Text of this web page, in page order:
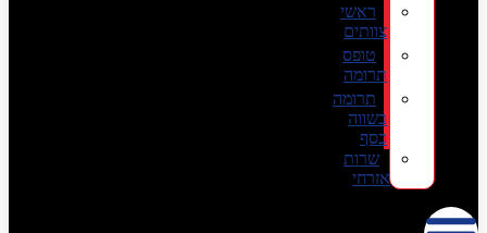
ראשי
צוותים
טופס
תרומה
תרומה
בשווה
כסף
שרות
אזרחי